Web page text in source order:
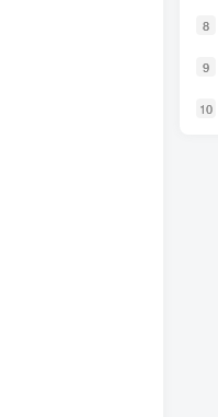
8
9
10